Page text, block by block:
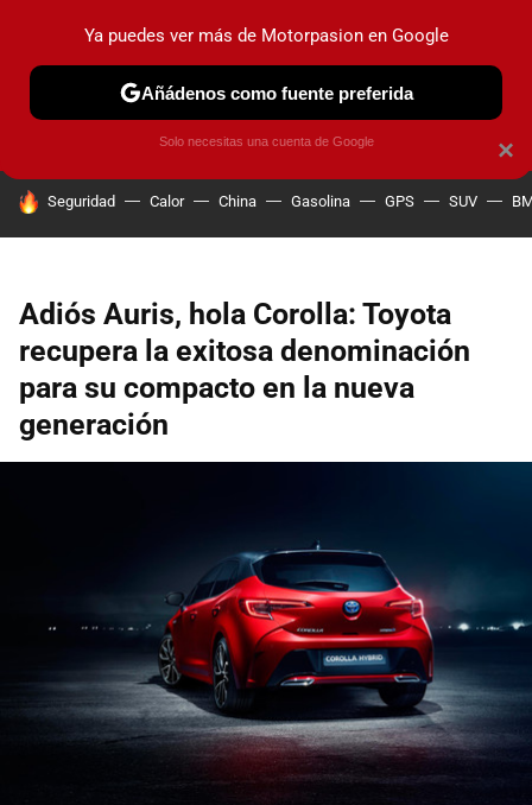
PRUEBAS COCHES ELÉCTRICOS OBSERVATORIO
HOY SE HABLA DE
Seguridad Calor China Gasolina GPS SUV
Adiós Auris, hola Corolla: Toyota
recupera la exitosa denominación
para su compacto en la nueva
generación
×
Ya puedes ver más de Motorpasion en Google
Añádenos como fuente preferida
Solo necesitas una cuenta de Google